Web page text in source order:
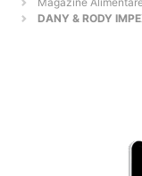
DANY & RODY